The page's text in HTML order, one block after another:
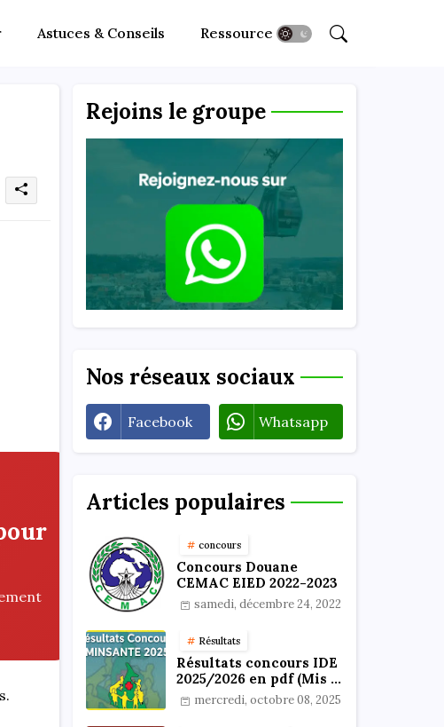
Astuces & Conseils Ressources
Rejoins le groupe
Nos réseaux sociaux
Facebook Whatsapp
Articles populaires
concours
Concours Douane
CEMAC EIED 2022-2023
samedi, décembre 24, 2022
Résultats
Résultats concours IDE
2025/2026 en pdf (Mis à
jour)mercredi, octobre 08, 2025